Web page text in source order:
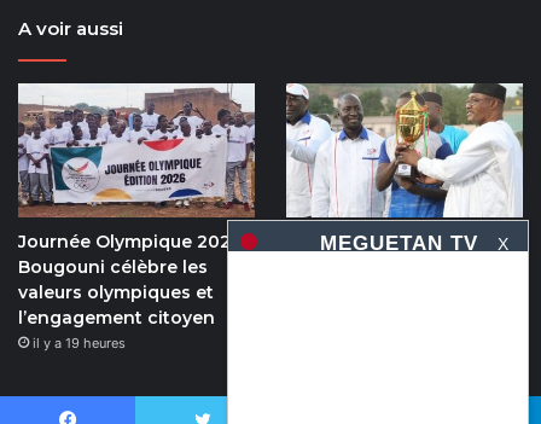
A voir aussi
Journée Olympique 2026 :
Bougouni célèbre les
valeurs olympiques et
l’engagement citoyen
il y a 19 heures
5e édition de la coupe du
X